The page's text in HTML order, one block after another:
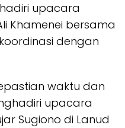
upacara
Khamenei bersama
dengan
waktu dan
upacara
Sugiono di Lanud